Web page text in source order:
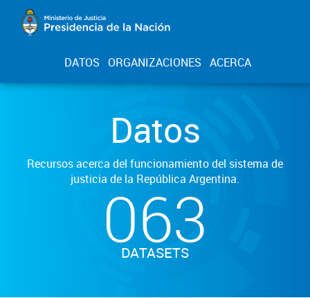
DATOS ORGANIZACIONES ACERCA
Datos
Recursos acerca del funcionamiento del sistema de
justicia de la República Argentina.
063
DATASETS